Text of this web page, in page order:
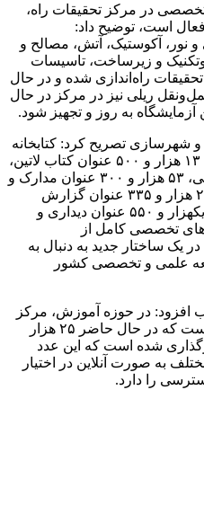
۱۰ آزمایشگاه تخصصی در مرکز تحقیقات راه،
است، توضیح داد:
و نور، آکوستیک، آتش، مصالح و
و زیرساخت، تاسیسات
راه‌اندازی شده و در حال
ریلی نیز در مرکز در حال
به روز و تجهیز شود.
شهرسازی تصریح کرد: کتابخانه
مرکز تحقیقات، کتابخانه‌ای غنی با ۱۳ هزار و ۵۰۰ عنوان کتاب لاتین،
بالغ بر ۱۵ هزار عنوان کتاب فارسی، ۵۳ هزار و ۳۰۰ عنوان مدارک و
اسناد فنی، ۲۷۸ عنوان پایان‌نامه، ۲ هزار و ۳۳۵ عنوان گزارش
تحقیقاتی، سه هزار عنوان نقشه، یکهزار و ۵۵۰ عنوان دیداری و
تخصصی کامل از
یک ساختار جدید به دنبال به
علمی و تخصصی کشور
افزود: در حوزه آموزش، مرکز
تحقیقات دارای وب‌گاه آموزشی است که در حال حاضر ۲۵ هزار
بارگذاری شده است که این عدد
به صورت آنلاین در اختیار
را دارد.